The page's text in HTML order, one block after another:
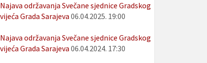
Najava održavanja Svečane sjednice Gradskog
vijeća Grada Sarajeva 06.04.2025. 19:00
Najava održavanja Svečane sjednice Gradskog
vijeća Grada Sarajeva 06.04.2024. 17:30